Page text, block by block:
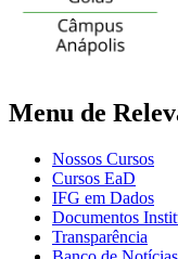
Menu de
Nossos Cursos
Cursos EaD
IFG em Dados
Documentos
Transparência